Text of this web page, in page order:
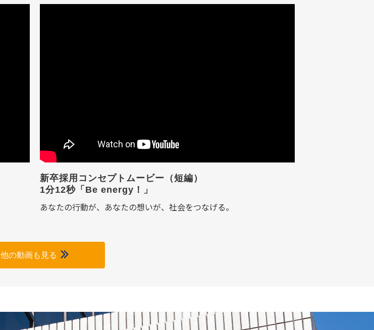
新卒採用コンセプトムービー（短編）
1分12秒「Be energy！」
あなたの行動が、あなたの想いが、社会をつなげる。
他の動画も見る